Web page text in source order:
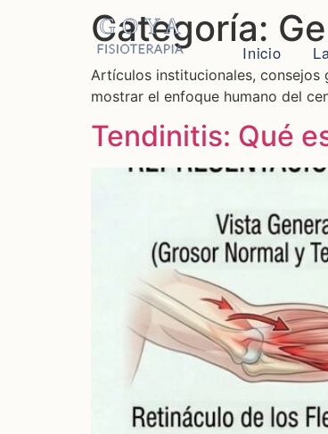
Inicio
Categoría:
Artículos institucionales,
mostrar el enfoque humano del
Tendinitis: Qué